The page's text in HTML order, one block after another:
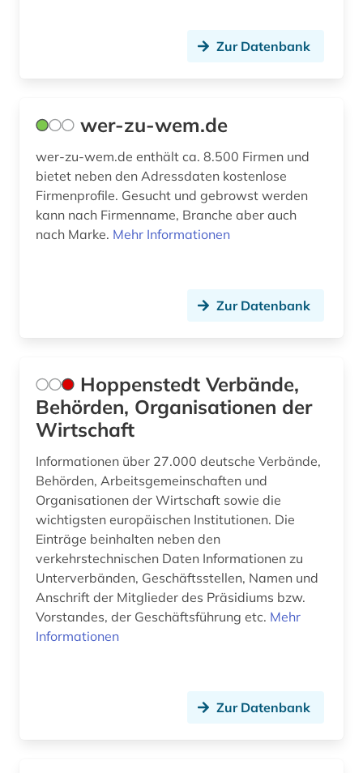
filmwissenschaft (1)
firma (6)
firmeninformation (2)
forschung (2)
frankreich (1)
führungskraft (1)
genealogie (1)
gerichtsentscheidung (1)
geschichte (1)
geschichte 1945-2004 (1)
gesetz (1)
gladsakse (1)
Zur Datenbank
wer-zu-wem.de
wer-zu-wem.de enthält ca. 8.500 Firmen und
bietet neben den Adressdaten kostenlose
Firmenprofile. Gesucht und gebrowst werden
kann nach Firmenname, Branche aber auch
nach Marke. Mehr Informationen
Zur Datenbank
Hoppenstedt Verbände,
Behörden, Organisationen der
Wirtschaft
Informationen über 27.000 deutsche Verbände,
Behörden, Arbeitsgemeinschaften und
Organisationen der Wirtschaft sowie die
wichtigsten europäischen Institutionen. Die
Einträge beinhalten neben den
verkehrstechnischen Daten Informationen zu
Unterverbänden, Geschäftsstellen, Namen und
Anschrift der Mitglieder des Präsidiums bzw.
Vorstandes, der Geschäftsführung etc. Mehr
Informationen
Zur Datenbank